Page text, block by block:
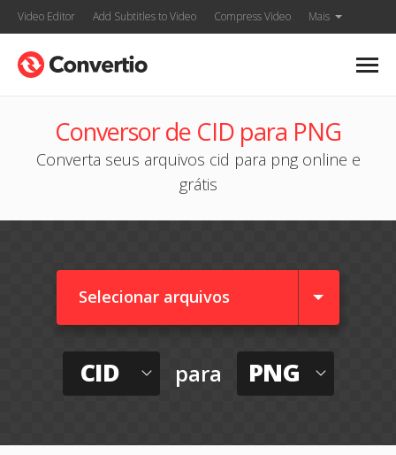
Video Editor Add Subtitles to Video Compress Video Mais
Conversor de CID para PNG
Converta seus arquivos cid para png online e
grátis
Selecionar arquivos
CID para PNG